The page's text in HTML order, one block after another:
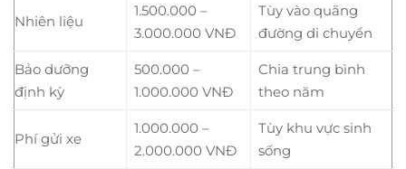
Nhiên liệu
1.500.000 –
3.000.000 VNĐ
Tùy vào quãng
đường di chuyển
Bảo dưỡng
định kỳ
500.000 –
1.000.000 VNĐ
Chia trung bình
theo năm
Phí gửi xe
1.000.000 –
2.000.000 VNĐ
Tùy khu vực sinh
sống